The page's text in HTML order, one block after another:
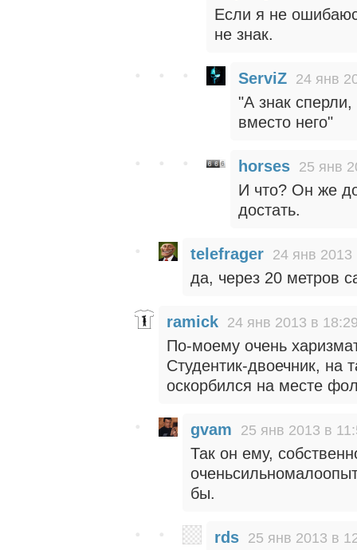
Если я не
не знак.
ServiZ 24 янв
"А знак сперли,
вместо него"
horses 25 янв
И что? Он же
достать.
telefrager 24 янв 2013
да, через 20 метров
ramick 24 янв 2013 в
По-моему очень
Студентик-двоечник, на
оскорбился на месте
gvam 25 янв 2013 в
Так он ему,
бы.
rds 25 янв 2013 в